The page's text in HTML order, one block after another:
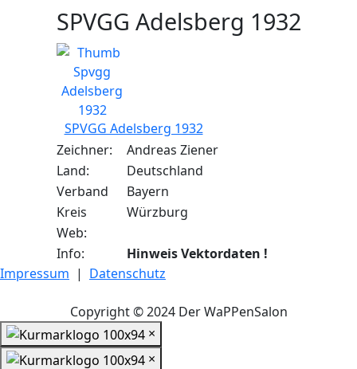
SPVGG Adelsberg 1932
SPVGG Adelsberg 1932
Zeichner:
Andreas Ziener
Land:
Deutschland
Verband
Bayern
Kreis
Würzburg
Web:
Info:
Hinweis Vektordaten !
Impressum | Datenschutz
Copyright © 2024 Der WaPPenSalon
×
×